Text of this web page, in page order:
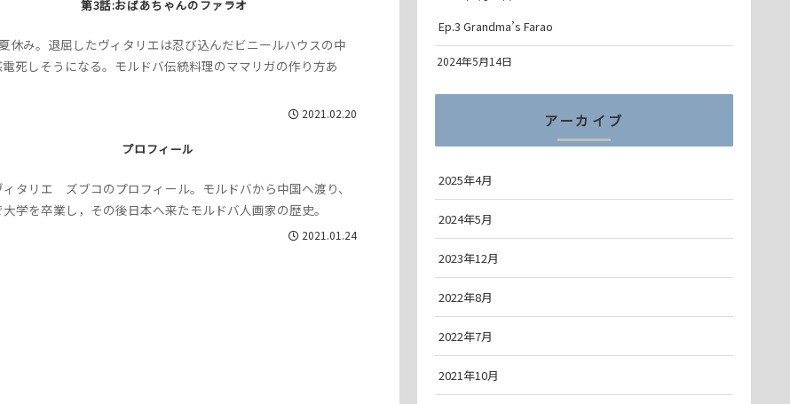
第3話:おばあちゃんのファラオ
休み。退屈したヴィタリエは忍び込んだビニールハウスの中
電死しそうになる。モルドバ伝統料理のママリガの作り方あ
2021.02.20
プロフィール
タリエ ズブコのプロフィール。モルドバから中国へ渡り、
学を卒業し，その後日本へ来たモルドバ人画家の歴史。
2021.01.24
Ep.3 Grandma’s Farao
2024年5月14日
アーカイブ
2025年4月
2024年5月
2023年12月
2022年8月
2022年7月
2021年10月